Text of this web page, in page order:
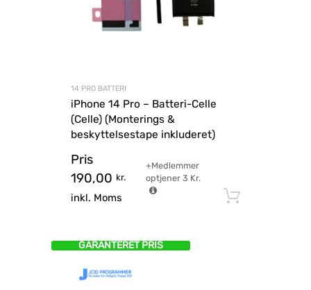
14 PRO BATTERI
iPhone 14 Pro – Batteri-Celle
(Celle) (Monterings &
beskyttelsestape inkluderet)
Pris
190,00 kr.
inkl. Moms
+Medlemmer
optjener3 Kr.
GARANTERET PRIS